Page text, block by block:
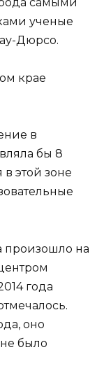
ученые
Дюрсо.
в
бы 8
в этой зоне
произошло на
года
оно
было